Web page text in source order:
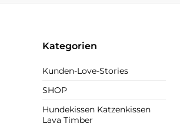
Kategorien
Kunden-Love-Stories
SHOP
Hundekissen Katzenkissen
Lava Timber